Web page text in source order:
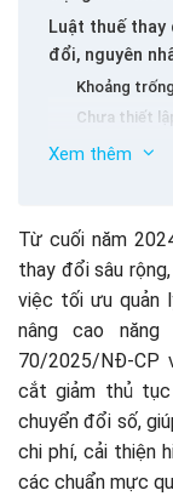
Luật thuế
đổi, nguyên
Khoảng
Chưa thiết
Lãnh đạo cần
Tư duy tài
Tư duy chủ
Lắng nghe
Đầu tư vào
Ra quyết
Thiết lập hệ
Chương trình
trong bối cảnh
Xem thêm
Từ cuối năm
thay đổi sâu
việc tối ưu quản
nâng cao
70/2025/NĐ-CP
cắt giảm thủ
chuyển đổi số,
chi phí, cải thiện
các chuẩn mực